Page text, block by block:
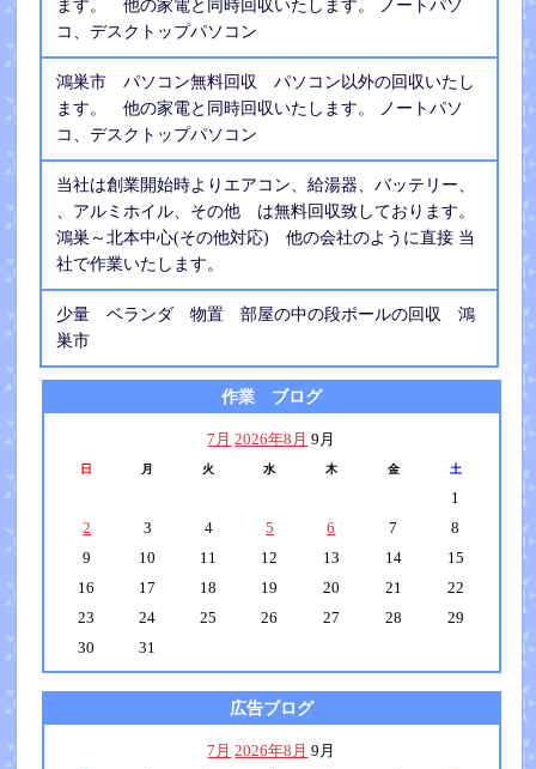
ます。 他の家電と同時回収いたします。 ノートパソ
コ、デスクトップパソコン
鴻巣市 パソコン無料回収 パソコン以外の回収いたし
ます。 他の家電と同時回収いたします。 ノートパソ
コ、デスクトップパソコン
当社は創業開始時よりエアコン、給湯器、バッテリー、
、アルミホイル、その他 は無料回収致しております。
鴻巣～北本中心(その他対応) 他の会社のように直接 当
社で作業いたします。
少量 ベランダ 物置 部屋の中の段ボールの回収 鴻
巣市
作業 ブログ
7月 2026年8月 9月
日 月 火 水 木 金 土
1
2
3 4 5 6 7
8
9
10 11 12 13 14
15
16
17 18 19 20 21
22
23
24 25 26 27 28
29
30
31
広告ブログ
7月 2026年8月 9月